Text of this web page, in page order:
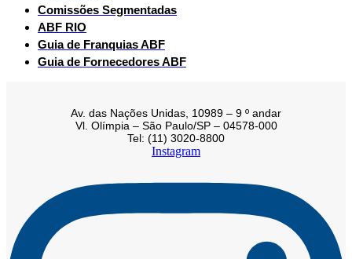
Comissões Segmentadas
ABF RIO
Guia de Franquias ABF
Guia de Fornecedores ABF
Av. das Nações Unidas, 10989 – 9 º andar
Vl. Olímpia – São Paulo/SP – 04578-000
Tel: (11) 3020-8800
Instagram